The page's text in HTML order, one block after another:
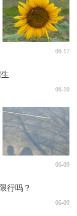
06-17
06-10
06-09
行吗？
06-09